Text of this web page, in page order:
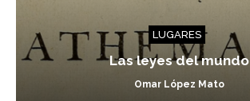
LUGARES
Las leyes del mundo
Omar López Mato